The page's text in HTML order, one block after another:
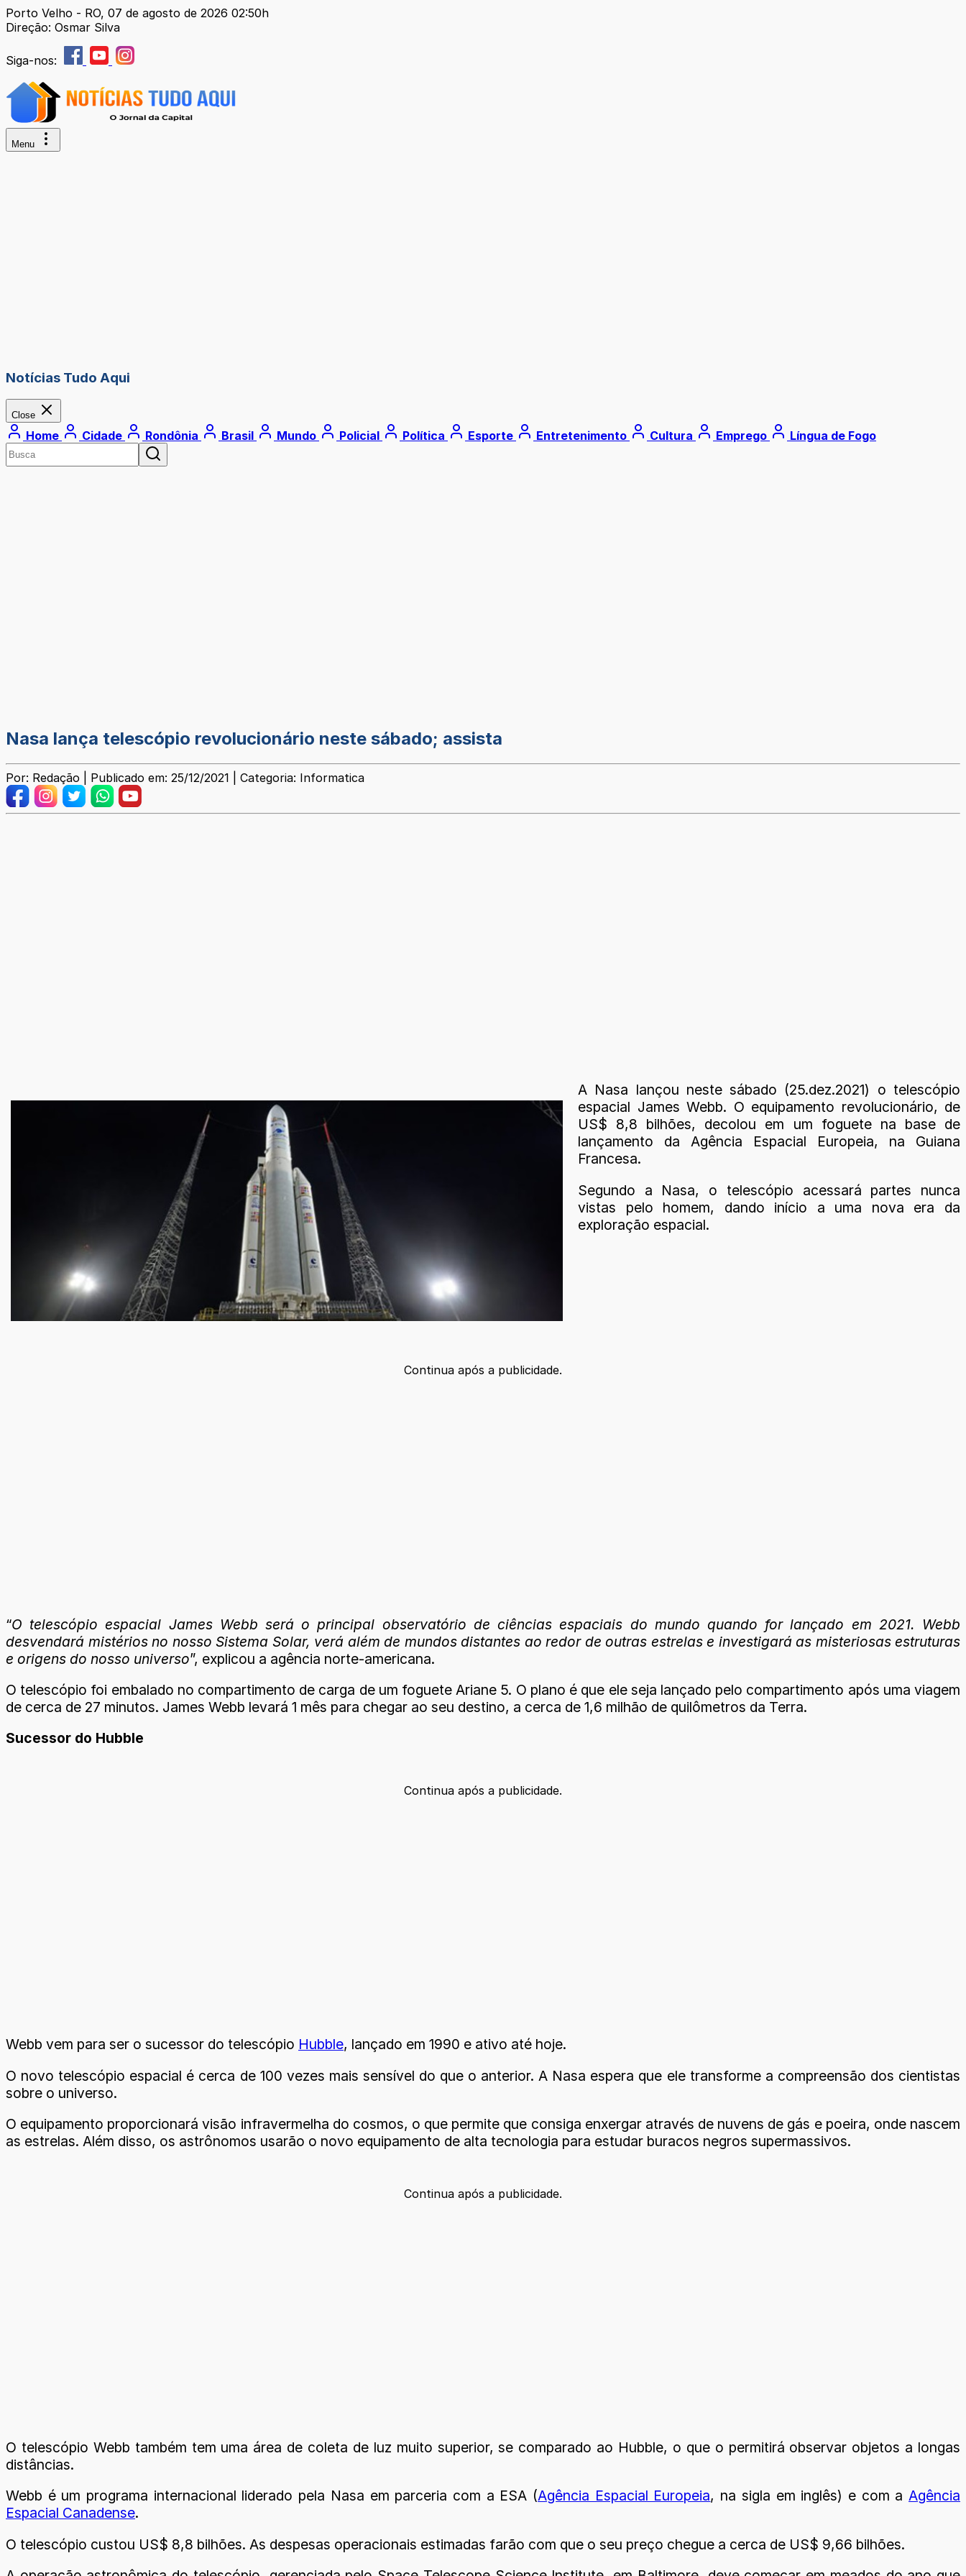
Porto Velho - RO, 07 de agosto de 2026 02:50h
Direção: Osmar Silva
Siga-nos:
Menu
Notícias Tudo Aqui
Close
Home Cidade Rondônia Brasil Mundo Policial Política Esporte Entretenimento Cultura Emprego Língua de Fogo
Nasa lança telescópio revolucionário neste sábado; assista
Por: Redação | Publicado em: 25/12/2021 | Categoria: Informatica
A Nasa lançou neste sábado (25.dez.2021) o telescópio
espacial James Webb. O equipamento revolucionário, de
US$ 8,8 bilhões, decolou em um foguete na base de
lançamento da Agência Espacial Europeia, na Guiana
Francesa.
Segundo a Nasa, o telescópio acessará partes nunca
vistas pelo homem, dando início a uma nova era da
exploração espacial.
Continua após a publicidade.
“O telescópio espacial James Webb será o principal observatório de ciências espaciais do mundo quando for lançado em 2021. Webb
desvendará mistérios no nosso Sistema Solar, verá além de mundos distantes ao redor de outras estrelas e investigará as misteriosas estruturas
e origens do nosso universo”, explicou a agência norte-americana.
O telescópio foi embalado no compartimento de carga de um foguete Ariane 5. O plano é que ele seja lançado pelo compartimento após uma viagem
de cerca de 27 minutos. James Webb levará 1 mês para chegar ao seu destino, a cerca de 1,6 milhão de quilômetros da Terra.
Sucessor do Hubble
Continua após a publicidade.
Webb vem para ser o sucessor do telescópio Hubble, lançado em 1990 e ativo até hoje.
O novo telescópio espacial é cerca de 100 vezes mais sensível do que o anterior. A Nasa espera que ele transforme a compreensão dos cientistas
sobre o universo.
O equipamento proporcionará visão infravermelha do cosmos, o que permite que consiga enxergar através de nuvens de gás e poeira, onde nascem
as estrelas. Além disso, os astrônomos usarão o novo equipamento de alta tecnologia para estudar buracos negros supermassivos.
Continua após a publicidade.
O telescópio Webb também tem uma área de coleta de luz muito superior, se comparado ao Hubble, o que o permitirá observar objetos a longas
distâncias.
Webb é um programa internacional liderado pela Nasa em parceria com a ESA (Agência Espacial Europeia, na sigla em inglês) e com aAgência
Espacial Canadense.
O telescópio custou US$ 8,8 bilhões. As despesas operacionais estimadas farão com que o seu preço chegue a cerca de US$ 9,66 bilhões.